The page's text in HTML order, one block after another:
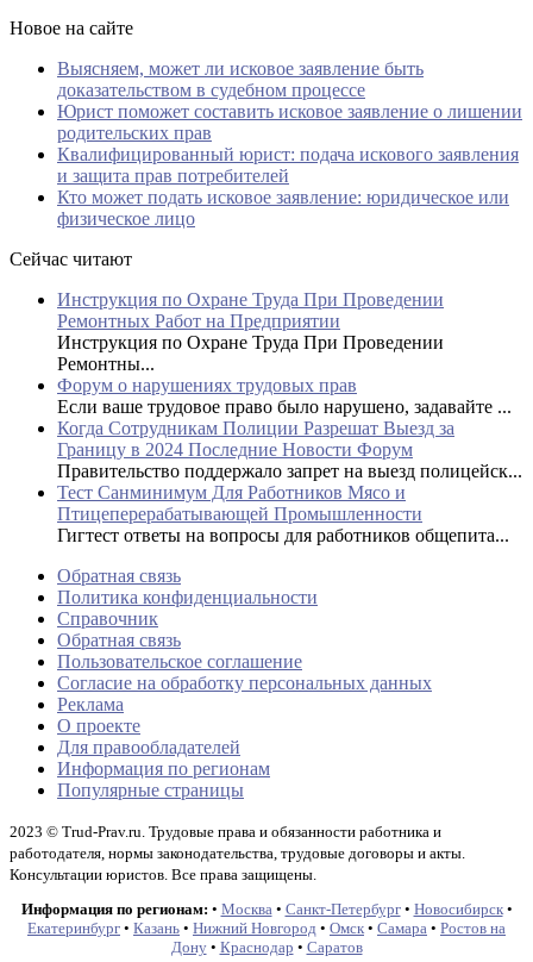
Новое на сайте
Выясняем, может ли исковое заявление быть
доказательством в судебном процессе
Юрист поможет составить исковое заявление о лишении
родительских прав
Квалифицированный юрист: подача искового заявления
и защита прав потребителей
Кто может подать исковое заявление: юридическое или
физическое лицо
Сейчас читают
Инструкция по Охране Труда При Проведении
Ремонтных Работ на Предприятии
Инструкция по Охране Труда При Проведении
Ремонтны...
Форум о нарушениях трудовых прав
Если ваше трудовое право было нарушено, задавайте ...
Когда Сотрудникам Полиции Разрешат Выезд за
Границу в 2024 Последние Новости Форум
Правительство поддержало запрет на выезд полицейск...
Тест Санминимум Для Работников Мясо и
Птицеперерабатывающей Промышленности
Гигтест ответы на вопросы для работников общепита...
Обратная связь
Политика конфиденциальности
Справочник
Обратная связь
Пользовательское соглашение
Согласие на обработку персональных данных
Реклама
О проекте
Для правообладателей
Информация по регионам
Популярные страницы
2023 © Trud-Prav.ru. Трудовые права и обязанности работника и
работодателя, нормы законодательства, трудовые договоры и акты.
Консультации юристов. Все права защищены.
Информация по регионам: • Москва• Санкт-Петербург• Новосибирск•
Екатеринбург • Казань • Нижний Новгород • Омск • Самара • Ростов на
Дону• Краснодар • Саратов